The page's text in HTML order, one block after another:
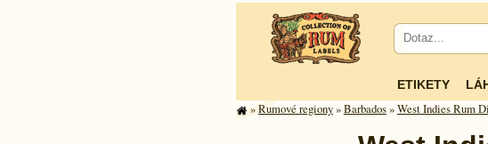
ETIKETY
»Rumové regiony»Barbados»West Indies Rum